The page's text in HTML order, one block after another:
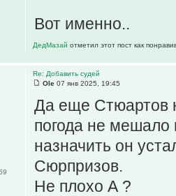
Вот именно..
ДедМазай отметил этот пост как
Re: Добавить судей
Ole 07 янв 2025, 19:45
Да еще Стюартов
погода не мешало
назначить он
Сюрпризов.
Не плохо А ?